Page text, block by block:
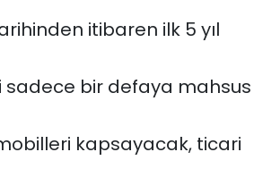
itibaren ilk 5 yıl
sadece bir defaya mahsus
kapsayacak, ticari